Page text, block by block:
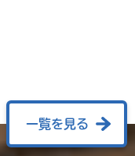
一覧を見る